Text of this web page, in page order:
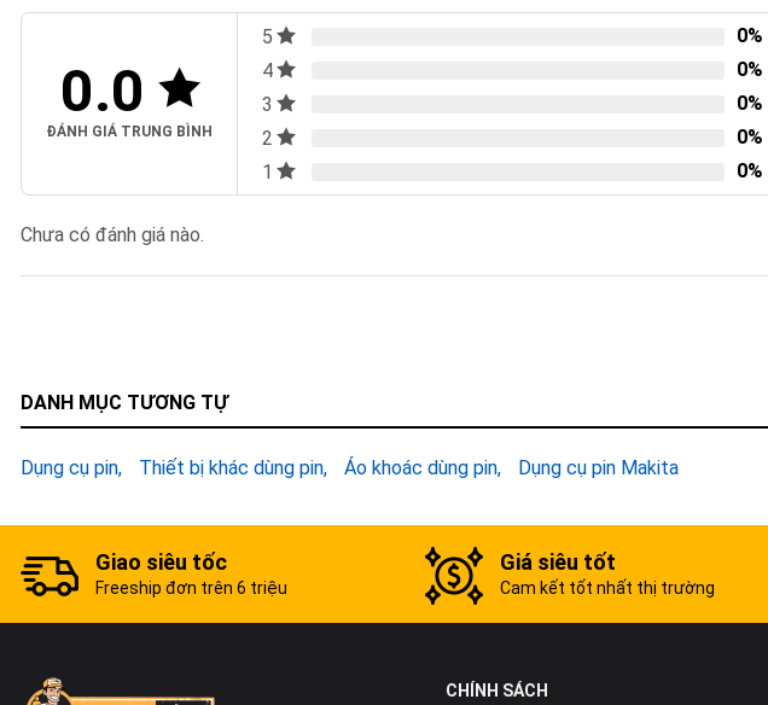
0.0
ĐÁNH GIÁ TRUNG BÌNH
5 0%
4
0%
3
0%
2
0%
1
0%
Chưa có đánh giá nào.
DANH MỤC TƯƠNG TỰ
Dụng cụ pin Thiết bị khác dùng pin Áo khoác dùng pin Dụng cụ pin Makita
Giao siêu tốc
Freeship đơn trên 6 triệu
Giá siêu tốt
Cam kết tốt nhất thị trường
CHÍNH SÁCH